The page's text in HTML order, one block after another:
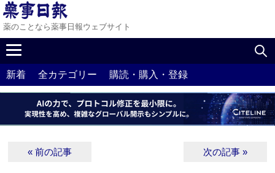
薬のことなら薬事日報ウェブサイト
新着 全カテゴリー 購読・購入・登録
« 前の記事 次の記事 »